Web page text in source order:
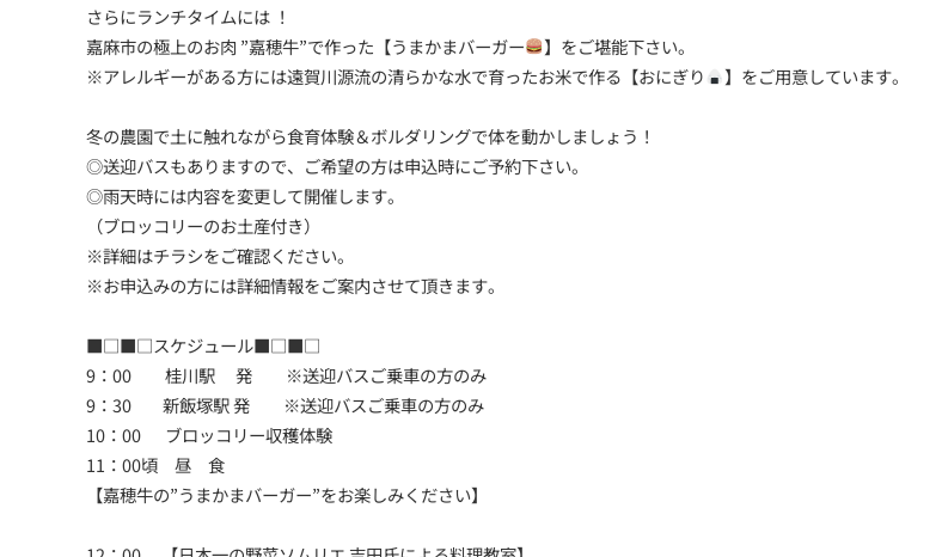
さらにランチタイムには ！
嘉麻市の極上のお肉 ”嘉穂牛”で作った【うまかまバーガー
】をご堪能下さい。
※アレルギーがある方には遠賀川源流の清らかな水で育ったお米で作る【おにぎり
】をご用意しています。
冬の農園で土に触れながら食育体験＆ボルダリングで体を動かしましょう！
◎送迎バスもありますので、ご希望の方は申込時にご予約下さい。
◎雨天時には内容を変更して開催します。
（ブロッコリーのお土産付き）
※詳細はチラシをご確認ください。
※お申込みの方には詳細情報をご案内させて頂きます。
■□■□スケジュール■□■□
9：00 桂川駅 発 ※送迎バスご乗車の方のみ
9：30 新飯塚駅 発 ※送迎バスご乗車の方のみ
10：00 ブロッコリー収穫体験
11：00頃 昼 食
【嘉穂牛の”うまかまバーガー”をお楽しみください】